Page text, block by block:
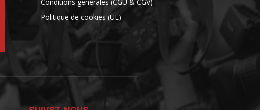
– Conditions générales (CGU & CGV)
– Politique de cookies (UE)